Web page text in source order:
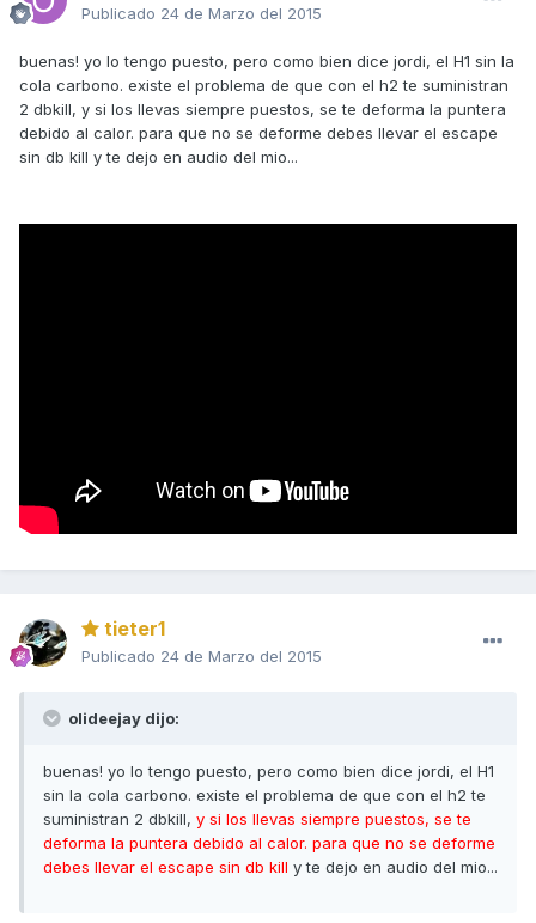
Publicado 24 de Marzo del 2015
buenas! yo lo tengo puesto, pero como bien dice jordi, el H1 sin la
cola carbono. existe el problema de que con el h2 te suministran
2 dbkill, y si los llevas siempre puestos, se te deforma la puntera
debido al calor. para que no se deforme debes llevar el escape
sin db kill y te dejo en audio del mio...
tieter1
Publicado 24 de Marzo del 2015
olideejay dijo:
buenas! yo lo tengo puesto, pero como bien dice jordi, el H1
sin la cola carbono. existe el problema de que con el h2 te
suministran 2 dbkill, y si los llevas siempre puestos, se te
deforma la puntera debido al calor. para que no se deforme
debes llevar el escape sin db kill y te dejo en audio del mio...